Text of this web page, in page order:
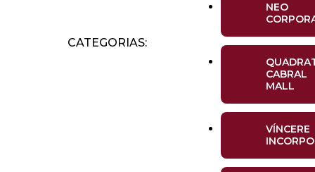
CATEGORIAS:
NEO
CABRAL
MALL
VÍNCERE